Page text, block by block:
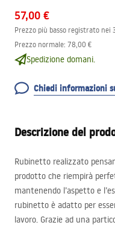
57,00 €
Prezzo più basso registrato nei
Prezzo normale: 78,00 €
Spedizione domani.
Chiedi informazioni
Descrizione del
Rubinetto realizzato
prodotto che riempirà
mantenendo l’aspetto e
rubinetto è adatto per
lavoro. Grazie ad una